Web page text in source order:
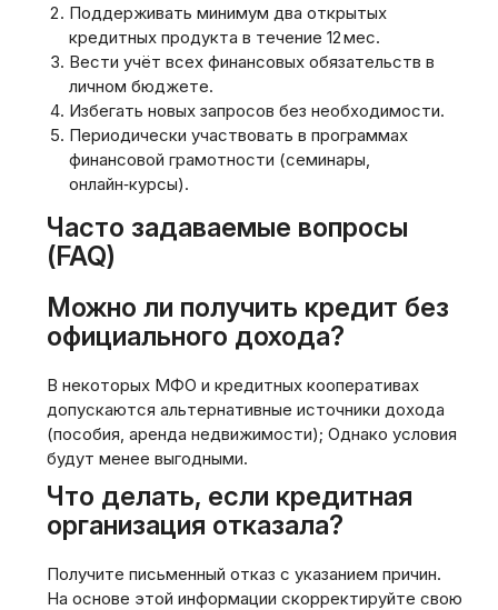
Поддерживать минимум два открытых
кредитных продукта в течение 12 мес.
Вести учёт всех финансовых обязательств в
личном бюджете.
Избегать новых запросов без необходимости.
Периодически участвовать в программах
финансовой грамотности (семинары‚
онлайн‑курсы).
Часто задаваемые вопросы
(FAQ)
Можно ли получить кредит без
официального дохода?
В некоторых МФО и кредитных кооперативах
допускаются альтернативные источники дохода
(пособия‚ аренда недвижимости); Однако условия
будут менее выгодными.
Что делать‚ если кредитная
организация отказала?
Получите письменный отказ с указанием причин.
На основе этой информации скорректируйте свою